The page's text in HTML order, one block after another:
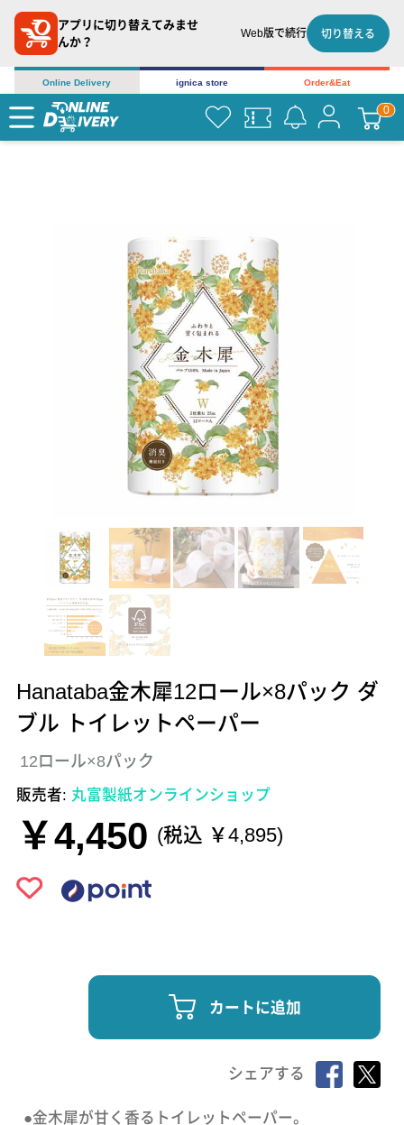
アプリに切り替えてみませ
んか？
Web版で続行 切り替える
Online Delivery ignica store Order&Eat
Hanataba金木犀12ロール×8パック ダ
ブル トイレットペーパー
12ロール×8パック
販売者: 丸富製紙オンラインショップ
￥4,450 (税込 ￥4,895)
カートに追加
シェアする
●金木犀が甘く香るトイレットペーパー。